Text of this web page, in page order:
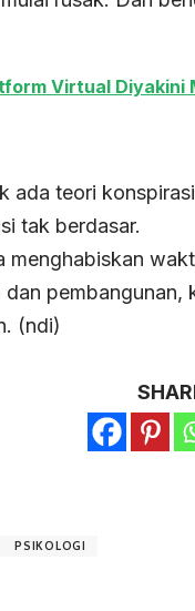
Virtual Diyakini
ada teori
tak berdasar.
menghabiskan
pembangunan,
(ndi)
PSIKOLOGI